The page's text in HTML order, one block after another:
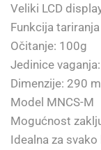
Veliki LCD
Funkcija tariranja
Očitanje: 100g
Jedinice
Dimenzije: 290
Model MNCS-M
Mogućnost
Idealna za